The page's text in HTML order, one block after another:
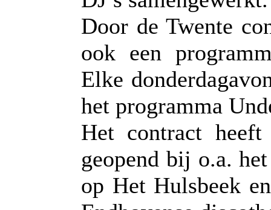
Door de Twente
ook een
Elke
het programma
Het contract
geopend bij o.a.
op Het Hulsbeek